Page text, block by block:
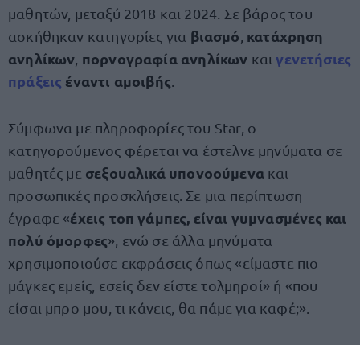
μαθητών, μεταξύ 2018 και 2024. Σε βάρος του
ασκήθηκαν κατηγορίες για βιασμό κατάχρηση
ανηλίκων πορνογραφία ανηλίκων καιγενετήσιες
πράξεις έναντι αμοιβής
Σύμφωνα με πληροφορίες του Star, ο
κατηγορούμενος φέρεται να έστελνε μηνύματα σε
μαθητές με σεξουαλικά υπονοούμενα και
προσωπικές προσκλήσεις. Σε μια περίπτωση
έγραφε «έχεις τοπ γάμπες, είναι γυμνασμένες και
πολύ όμορφες», ενώ σε άλλα μηνύματα
χρησιμοποιούσε εκφράσεις όπως «είμαστε πιο
μάγκες εμείς, εσείς δεν είστε τολμηροί» ή «που
είσαι μπρο μου, τι κάνεις, θα πάμε για καφέ;».